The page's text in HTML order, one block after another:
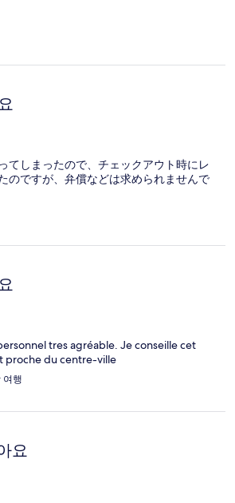
てしまったので、チェックアウト時にレ
のですが、弁償などは求められませんで
tres agréable. Je conseille cet
proche du centre-ville
여행
요